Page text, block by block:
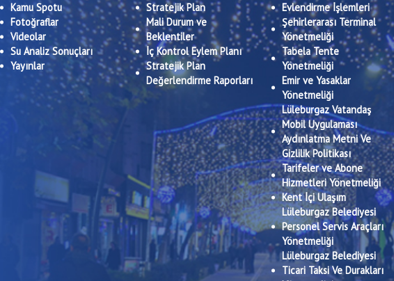
Kamu Spotu
Fotoğraflar
Videolar
Su Analiz Sonuçları
Yayınlar
Stratejik Plan
Mali Durum ve
Beklentiler
İç Kontrol Eylem Planı
Stratejik Plan
Değerlendirme Raporları
Evlendirme İşlemleri
Şehirlerarası Terminal
Yönetmeliği
Tabela Tente
Yönetmeliği
Emir ve Yasaklar
Yönetmeliği
Lüleburgaz Vatandaş
Mobil Uygulaması
Aydınlatma Metni Ve
Gizlilik Politikası
Tarifeler ve Abone
Hizmetleri Yönetmeliği
Kent İçi Ulaşım
Lüleburgaz Belediyesi
Personel Servis Araçları
Yönetmeliği
Lüleburgaz Belediyesi
Ticari Taksi Ve Durakları